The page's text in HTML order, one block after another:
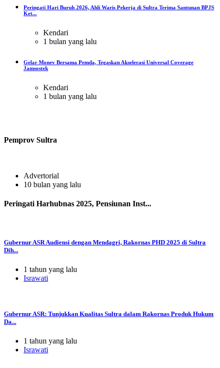
Peringati Hari Buruh 2026, Ahli Waris Pekerja di Sultra Terima Santunan BPJS
Ket...
Kendari
1 bulan yang lalu
Gelar Monev Bersama Pemda, Tegaskan Akselerasi Universal Coverage
Jamsostek
Kendari
1 bulan yang lalu
Pemprov Sultra
Advertorial
10 bulan yang lalu
Peringati Harhubnas 2025, Pensiunan Inst...
Gubernur ASR Audiensi dengan Mendagri, Rakornas PHD 2025 di Sultra
Dih...
1 tahun yang lalu
Israwati
Gubernur ASR: Tunjukkan Kualitas Sultra dalam Rakornas Produk Hukum
Da...
1 tahun yang lalu
Israwati